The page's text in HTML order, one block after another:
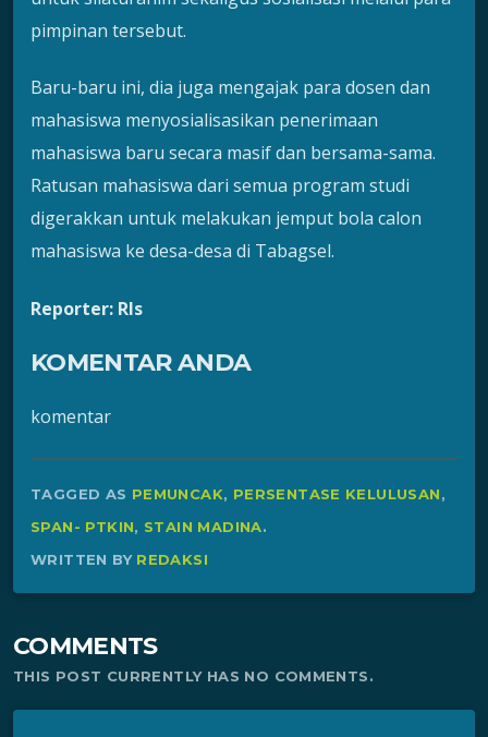
pimpinan tersebut.
Baru-baru ini, dia juga mengajak para dosen dan
mahasiswa menyosialisasikan penerimaan
mahasiswa baru secara masif dan bersama-sama.
Ratusan mahasiswa dari semua program studi
digerakkan untuk melakukan jemput bola calon
mahasiswa ke desa-desa di Tabagsel.
Reporter: Rls
KOMENTAR ANDA
komentar
TAGGED AS PEMUNCAK, PERSENTASE KELULUSAN,
SPAN- PTKIN, STAIN MADINA.
WRITTEN BY REDAKSI
COMMENTS
THIS POST CURRENTLY HAS NO COMMENTS.